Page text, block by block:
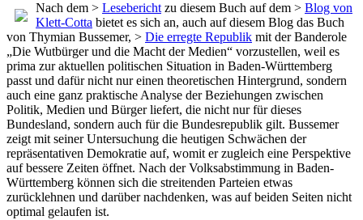
Nach dem > Lesebericht zu diesem Buch auf dem > Blog von
Klett-Cotta bietet es sich an, auch auf diesem Blog das Buch
von Thymian Bussemer, > Die erregte Republik mit der Banderole
„Die Wutbürger und die Macht der Medien“ vorzustellen, weil es
prima zur aktuellen politischen Situation in Baden-Württemberg
passt und dafür nicht nur einen theoretischen Hintergrund, sondern
auch eine ganz praktische Analyse der Beziehungen zwischen
Politik, Medien und Bürger liefert, die nicht nur für dieses
Bundesland, sondern auch für die Bundesrepublik gilt. Bussemer
zeigt mit seiner Untersuchung die heutigen Schwächen der
repräsentativen Demokratie auf, womit er zugleich eine Perspektive
auf bessere Zeiten öffnet. Nach der Volksabstimmung in Baden-
Württemberg können sich die streitenden Parteien etwas
zurücklehnen und darüber nachdenken, was auf beiden Seiten nicht
optimal gelaufen ist.